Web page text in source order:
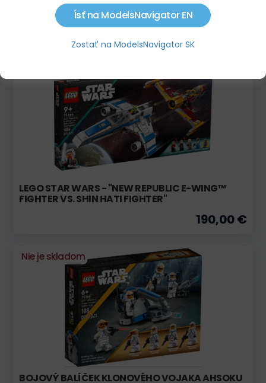
VENATOR-CLASS REPUBLIC ATTACK CRUISER
649,99 €
LEGO STAR WARS - "NEW REPUBLIC E-WING™
FIGHTER VS. SHIN HATI FIGHTER"
190,00 €
Nie je skladom
BOJOVÝ BALÍČEK KLONOVÉHO VOJAKA AHSOKU
Ísť na ModelsNavigator EN
Zostať na ModelsNavigator SK